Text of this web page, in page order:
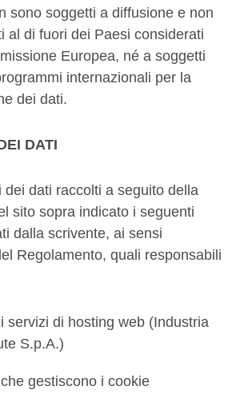
sono soggetti a diffusione e non
al di fuori dei Paesi considerati
Europea, né a soggetti
internazionali per la
dei dati.
DATI
dei dati raccolti a seguito della
sito sopra indicato i seguenti
dalla scrivente, ai sensi
Regolamento, quali responsabili
servizi di hosting web (Industria
S.p.A.)
gestiscono i cookie